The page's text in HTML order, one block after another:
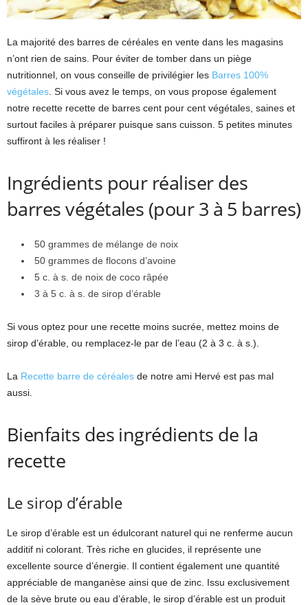
La majorité des barres de céréales en vente dans les magasins
n’ont rien de sains. Pour éviter de tomber dans un piège
nutritionnel, on vous conseille de privilégier les Barres 100%
végétales . Si vous avez le temps, on vous propose également
notre recette recette de barres cent pour cent végétales, saines et
surtout faciles à préparer puisque sans cuisson. 5 petites minutes
suffiront à les réaliser !
Ingrédients pour réaliser des
barres végétales (pour 3 à 5 barres)
50 grammes de mélange de noix
50 grammes de flocons d’avoine
5 c. à s. de noix de coco râpée
3 à 5 c. à s. de sirop d’érable
Si vous optez pour une recette moins sucrée, mettez moins de
sirop d’érable, ou remplacez-le par de l’eau (2 à 3 c. à s.).
La Recette barre de céréales de notre ami Hervé est pas mal
aussi.
Bienfaits des ingrédients de la
recette
Le sirop d’érable
Le sirop d’érable est un édulcorant naturel qui ne renferme aucun
additif ni colorant. Très riche en glucides, il représente une
excellente source d’énergie. Il contient également une quantité
appréciable de manganèse ainsi que de zinc. Issu exclusivement
de la sève brute ou eau d’érable, le sirop d’érable est un produit